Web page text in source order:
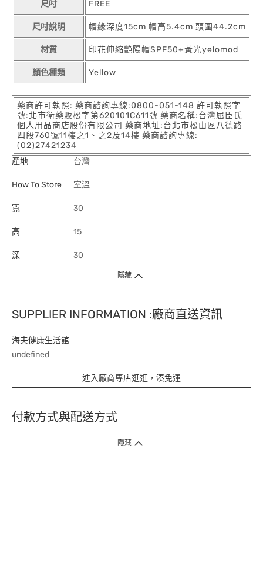
尺吋 FREE
尺吋說明 帽緣深度15cm 帽高5.4cm 頭圍44.2cm
材質 印花伸縮艷陽帽SPF50+黃光yelomod
顏色種類 Yellow
藥商許可執照: 藥商諮詢專線:0800-051-148 許可執照字
號:北市衛藥販松字第620101C611號 藥商名稱:台灣屈臣氏
個人用品商店股份有限公司 藥商地址:台北市松山區八德路
四段760號11樓之1、之2及14樓 藥商諮詢專線:
(02)27421234
產地
台灣
How To Store 室溫
寬 30
高 15
深 30
隱藏
SUPPLIER INFORMATION :廠商直送資訊
海夫健康生活館
undefined
進入廠商專店逛逛，湊免運
付款方式與配送方式
隱藏